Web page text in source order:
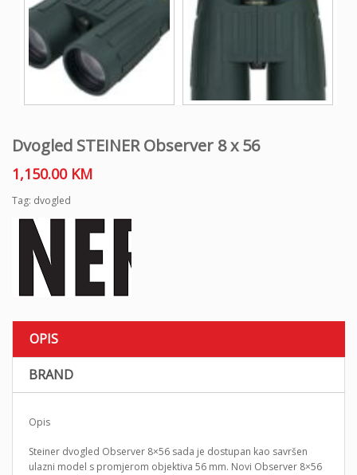
Dvogled STEINER Observer 8 x 56
1,150.00 KM
Tag: dvogled
OPIS
BRAND
Opis
Steiner dvogled Observer 8×56 sada je dostupan kao savršen
ulazni model s promjerom objektiva 56 mm. Novi Observer 8×56